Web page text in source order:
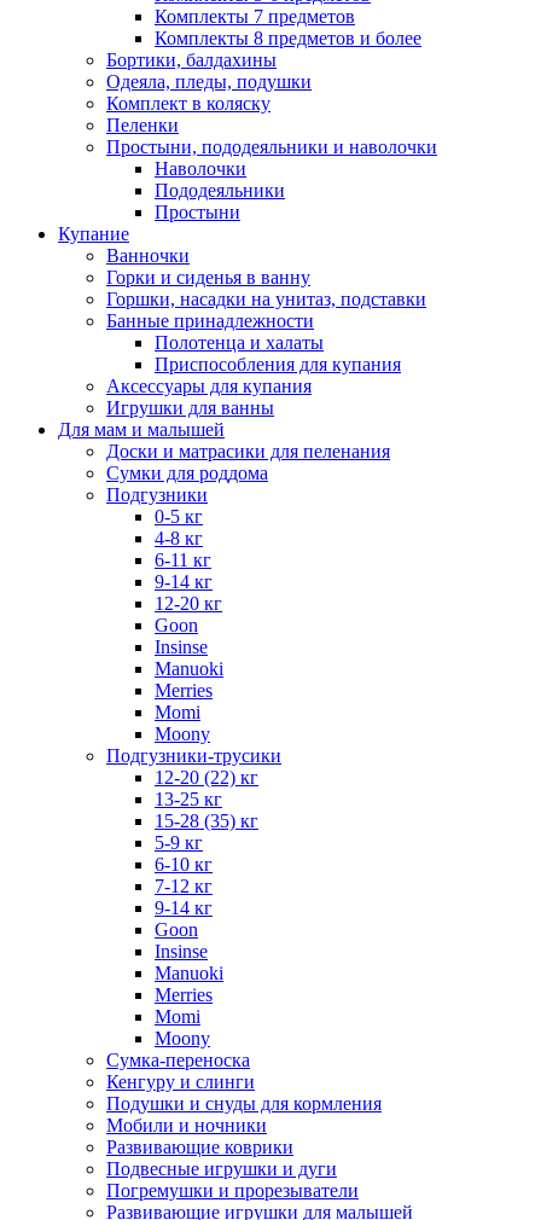
Комплекты 7 предметов
Комплекты 8 предметов и более
Бортики, балдахины
Одеяла, пледы, подушки
Комплект в коляску
Пеленки
Простыни, пододеяльники и наволочки
Наволочки
Пододеяльники
Простыни
Купание
Ванночки
Горки и сиденья в ванну
Горшки, насадки на унитаз, подставки
Банные принадлежности
Полотенца и халаты
Приспособления для купания
Аксессуары для купания
Игрушки для ванны
Для мам и малышей
Доски и матрасики для пеленания
Сумки для роддома
Подгузники
0-5 кг
4-8 кг
6-11 кг
9-14 кг
12-20 кг
Goon
Insinse
Manuoki
Merries
Momi
Moony
Подгузники-трусики
12-20 (22) кг
13-25 кг
15-28 (35) кг
5-9 кг
6-10 кг
7-12 кг
9-14 кг
Goon
Insinse
Manuoki
Merries
Momi
Moony
Сумка-переноска
Кенгуру и слинги
Подушки и снуды для кормления
Мобили и ночники
Развивающие коврики
Подвесные игрушки и дуги
Погремушки и прорезыватели
Развивающие игрушки для малышей